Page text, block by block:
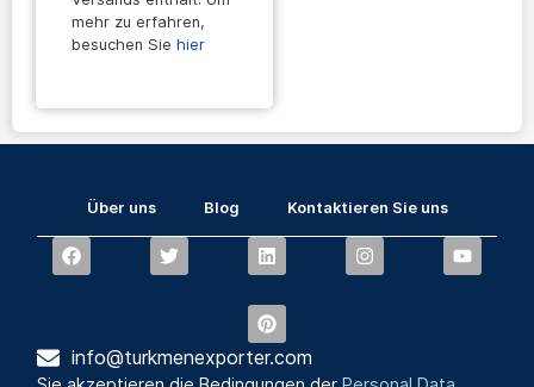
mehr zu erfahren,
besuchen Sie hier
Über uns Blog Kontaktieren Sie uns
info@turkmenexporter.com